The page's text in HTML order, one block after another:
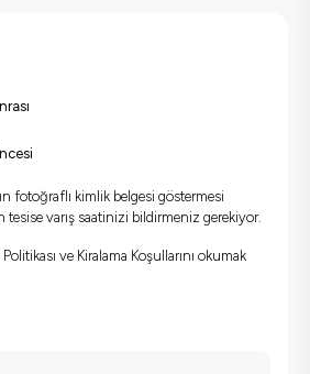
fotoğraflı kimlik belgesi göstermesi
tesise varış saatinizi bildirmeniz gerekiyor.
Politikası ve Kiralama Koşullarını okumak